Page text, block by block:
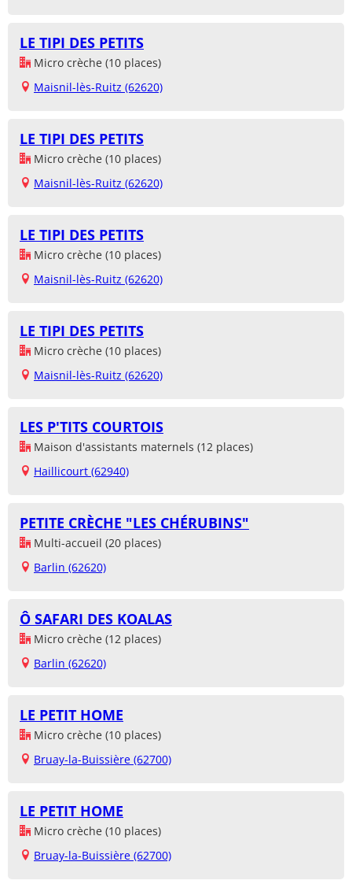
LE TIPI DES PETITS
Micro crèche (10 places)
Maisnil-lès-Ruitz (62620)
LE TIPI DES PETITS
Micro crèche (10 places)
Maisnil-lès-Ruitz (62620)
LE TIPI DES PETITS
Micro crèche (10 places)
Maisnil-lès-Ruitz (62620)
LE TIPI DES PETITS
Micro crèche (10 places)
Maisnil-lès-Ruitz (62620)
LES P'TITS COURTOIS
Maison d'assistants maternels (12 places)
Haillicourt (62940)
PETITE CRÈCHE "LES CHÉRUBINS"
Multi-accueil (20 places)
Barlin (62620)
Ô SAFARI DES KOALAS
Micro crèche (12 places)
Barlin (62620)
LE PETIT HOME
Micro crèche (10 places)
Bruay-la-Buissière (62700)
LE PETIT HOME
Micro crèche (10 places)
Bruay-la-Buissière (62700)